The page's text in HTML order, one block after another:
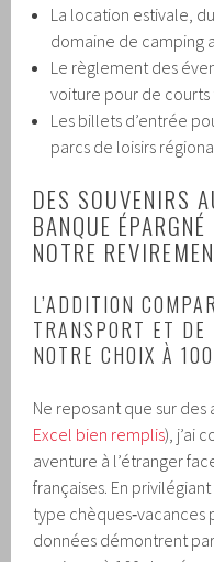
La location estivale,
domaine de camping
Le règlement des
voiture pour de courts
Les billets d’entrée
parcs de loisirs
DES SOUVENIRS
BANQUE
NOTRE
L’ADDITION
TRANSPORT ET DE
NOTRE CHOIX À
Ne reposant que sur
Excel bien remplis), j’ai
aventure à l’étranger
françaises. En
type
données démontrent